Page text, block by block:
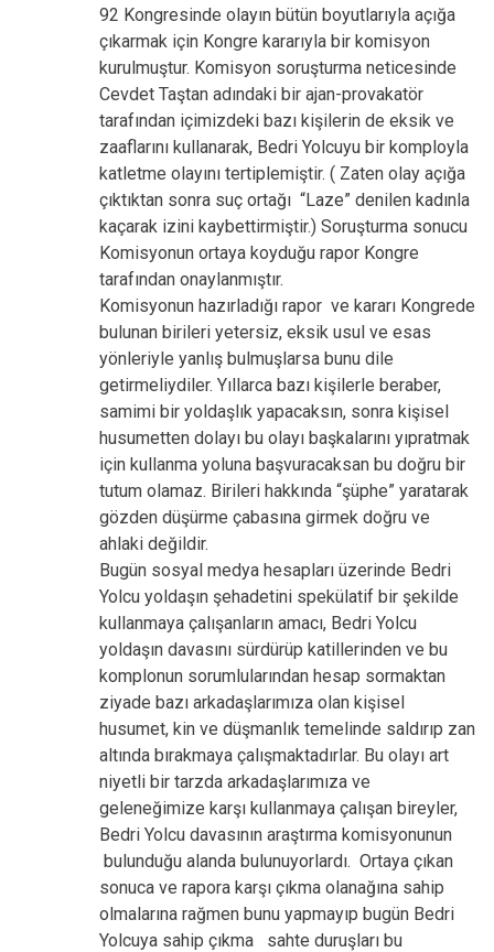
92 Kongresinde olayın bütün boyutlarıyla açığa
çıkarmak için Kongre kararıyla bir komisyon
kurulmuştur. Komisyon soruşturma neticesinde
Cevdet Taştan adındaki bir ajan-provakatör
tarafından içimizdeki bazı kişilerin de eksik ve
zaaflarını kullanarak, Bedri Yolcuyu bir komployla
katletme olayını tertiplemiştir. ( Zaten olay açığa
çıktıktan sonra suç ortağı “Laze” denilen kadınla
kaçarak izini kaybettirmiştir.) Soruşturma sonucu
Komisyonun ortaya koyduğu rapor Kongre
tarafından onaylanmıştır.
Komisyonun hazırladığı rapor ve kararı Kongrede
bulunan birileri yetersiz, eksik usul ve esas
yönleriyle yanlış bulmuşlarsa bunu dile
getirmeliydiler. Yıllarca bazı kişilerle beraber,
samimi bir yoldaşlık yapacaksın, sonra kişisel
husumetten dolayı bu olayı başkalarını yıpratmak
için kullanma yoluna başvuracaksan bu doğru bir
tutum olamaz. Birileri hakkında “şüphe” yaratarak
gözden düşürme çabasına girmek doğru ve
ahlaki değildir.
Bugün sosyal medya hesapları üzerinde Bedri
Yolcu yoldaşın şehadetini spekülatif bir şekilde
kullanmaya çalışanların amacı, Bedri Yolcu
yoldaşın davasını sürdürüp katillerinden ve bu
komplonun sorumlularından hesap sormaktan
ziyade bazı arkadaşlarımıza olan kişisel
husumet, kin ve düşmanlık temelinde saldırıp zan
altında bırakmaya çalışmaktadırlar. Bu olayı art
niyetli bir tarzda arkadaşlarımıza ve
geleneğimize karşı kullanmaya çalışan bireyler,
Bedri Yolcu davasının araştırma komisyonunun
bulunduğu alanda bulunuyorlardı. Ortaya çıkan
sonuca ve rapora karşı çıkma olanağına sahip
olmalarına rağmen bunu yapmayıp bugün Bedri
Yolcuya sahip çıkma sahte duruşları bu